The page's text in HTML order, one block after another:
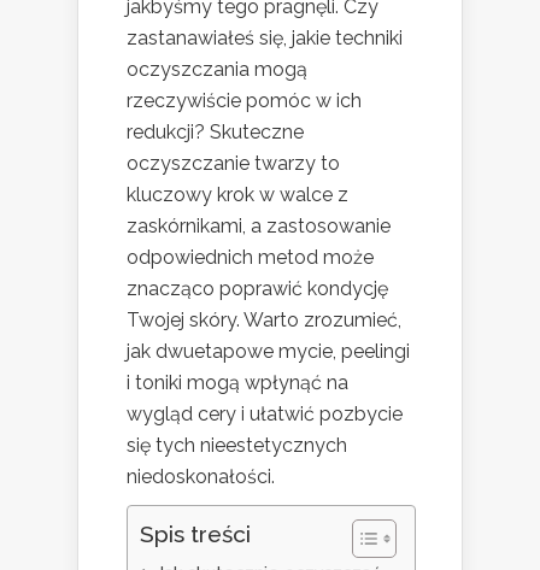
jakbyśmy tego pragnęli. Czy
zastanawiałeś się, jakie techniki
oczyszczania mogą
rzeczywiście pomóc w ich
redukcji? Skuteczne
oczyszczanie twarzy to
kluczowy krok w walce z
zaskórnikami, a zastosowanie
odpowiednich metod może
znacząco poprawić kondycję
Twojej skóry. Warto zrozumieć,
jak dwuetapowe mycie, peelingi
i toniki mogą wpłynąć na
wygląd cery i ułatwić pozbycie
się tych nieestetycznych
niedoskonałości.
Spis treści